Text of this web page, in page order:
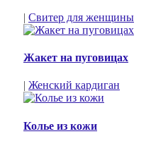
| Свитер для женщины
Жакет на пуговицах
| Женский кардиган
Колье из кожи